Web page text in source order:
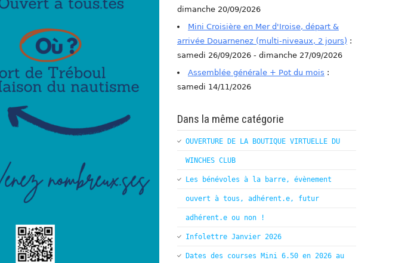
dimanche 20/09/2026
Mini Croisière en Mer d'Iroise, départ &
arrivée Douarnenez (multi-niveaux, 2 jours) :
samedi 26/09/2026 - dimanche 27/09/2026
Assemblée générale + Pot du mois :
samedi 14/11/2026
Dans la même catégorie
OUVERTURE DE LA BOUTIQUE VIRTUELLE DU
WINCHES CLUB
Les bénévoles à la barre, évènement
ouvert à tous, adhérent.e, futur
adhérent.e ou non !
Infolettre Janvier 2026
Dates des courses Mini 6.50 en 2026 au